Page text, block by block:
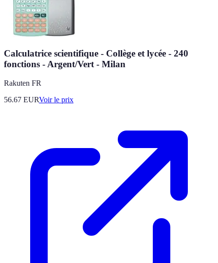
Calculatrice scientifique - Collège et lycée - 240
fonctions - Argent/Vert - Milan
Rakuten FR
56.67 EURVoir le prix